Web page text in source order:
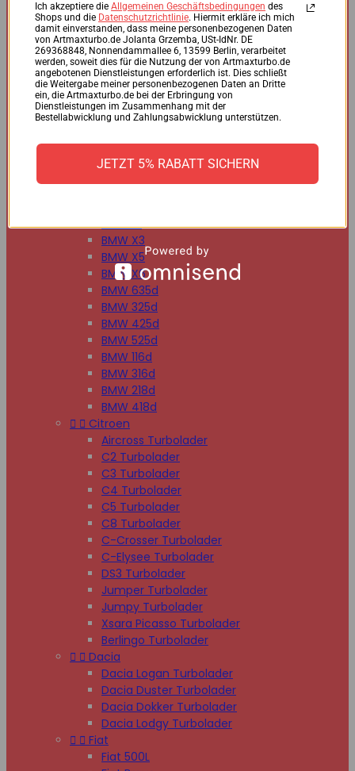
BMW 125d
BMW 220d
BMW 225d
BMW 318d
BMW 320d
BMW 330d
BMW 335d
BMW 518d
BMW 520d
BMW 530d
BMW X1
BMW X3
BMW X5
BMW X6
BMW 635d
BMW 325d
BMW 425d
BMW 525d
BMW 116d
BMW 316d
BMW 218d
BMW 418d
  Citroen
Aircross Turbolader
C2 Turbolader
C3 Turbolader
C4 Turbolader
C5 Turbolader
C8 Turbolader
C-Crosser Turbolader
C-Elysee Turbolader
DS3 Turbolader
Jumper Turbolader
Jumpy Turbolader
Xsara Picasso Turbolader
Berlingo Turbolader
  Dacia
Dacia Logan Turbolader
Dacia Duster Turbolader
Dacia Dokker Turbolader
Dacia Lodgy Turbolader
  Fiat
Fiat 500L
Ich akzeptiere die Allgemeinen Geschäftsbedingungen des
Shops und die Datenschutzrichtlinie. Hiermit erkläre ich mich
damit einverstanden, dass meine personenbezogenen Daten
von Artmaxturbo.de Jolanta Grzemba, USt-IdNr. DE
269368848, Nonnendammallee 6, 13599 Berlin, verarbeitet
werden, soweit dies für die Nutzung der von Artmaxturbo.de
angebotenen Dienstleistungen erforderlich ist. Dies schließt
die Weitergabe meiner personenbezogenen Daten an Dritte
ein, die Artmaxturbo.de bei der Erbringung von
Dienstleistungen im Zusammenhang mit der
Bestellabwicklung und Zahlungsabwicklung unterstützen.
JETZT 5% RABATT SICHERN